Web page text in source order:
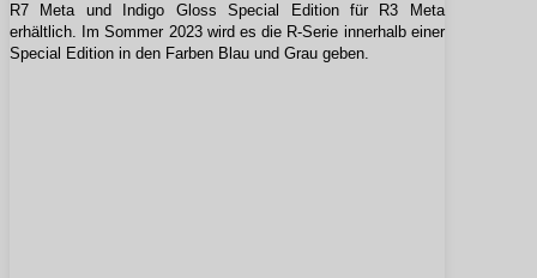
R7 Meta und Indigo Gloss Special Edition für R3 Meta
erhältlich. Im Sommer 2023 wird es die R-Serie innerhalb einer
Special Edition in den Farben Blau und Grau geben.